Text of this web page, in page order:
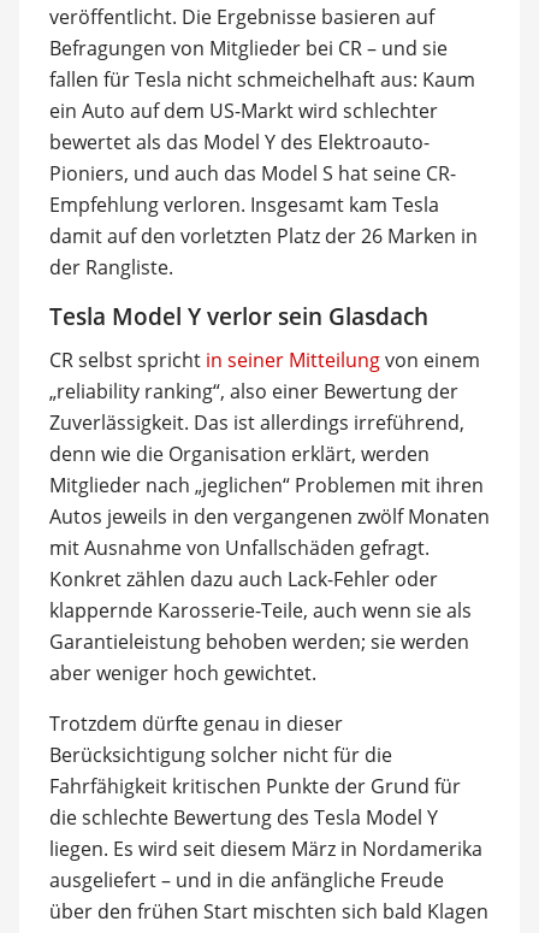
veröffentlicht. Die Ergebnisse basieren auf
Befragungen von Mitglieder bei CR – und sie
fallen für Tesla nicht schmeichelhaft aus: Kaum
ein Auto auf dem US-Markt wird schlechter
bewertet als das Model Y des Elektroauto-
Pioniers, und auch das Model S hat seine CR-
Empfehlung verloren. Insgesamt kam Tesla
damit auf den vorletzten Platz der 26 Marken in
der Rangliste.
Tesla Model Y verlor sein Glasdach
CR selbst spricht in seiner Mitteilungvon einem
„reliability ranking“, also einer Bewertung der
Zuverlässigkeit. Das ist allerdings irreführend,
denn wie die Organisation erklärt, werden
Mitglieder nach „jeglichen“ Problemen mit ihren
Autos jeweils in den vergangenen zwölf Monaten
mit Ausnahme von Unfallschäden gefragt.
Konkret zählen dazu auch Lack-Fehler oder
klappernde Karosserie-Teile, auch wenn sie als
Garantieleistung behoben werden; sie werden
aber weniger hoch gewichtet.
Trotzdem dürfte genau in dieser
Berücksichtigung solcher nicht für die
Fahrfähigkeit kritischen Punkte der Grund für
die schlechte Bewertung des Tesla Model Y
liegen. Es wird seit diesem März in Nordamerika
ausgeliefert – und in die anfängliche Freude
über den frühen Start mischten sich bald Klagen